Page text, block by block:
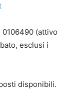
(attivo
esclusi i
disponibili.